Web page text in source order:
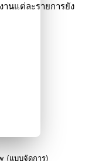
านแต่ละรายการยัง
(แบบจัดการ)